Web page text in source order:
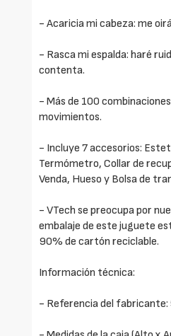
- Acaricia mi cabeza: me
- Rasca mi espalda: haré
contenta.
- Más de 100
movimientos.
- Incluye 7 accesorios:
Termómetro, Collar de
Venda, Hueso y Bolsa de
- VTech se preocupa por
embalaje de este juguete
90% de cartón reciclable.
Información técnica:
- Referencia del fabricante: